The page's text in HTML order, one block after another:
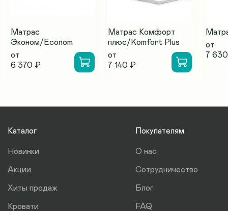
Матрас
Эконом/Econom
от
6 370 ₽
Матрас Комфорт
плюс/Komfort Plus
от
7 140 ₽
от
7
Каталог
Новинки
Акции
Хиты продаж
Кровати
Покупателям
О нас
Сотрудничество
Блог
FAQ